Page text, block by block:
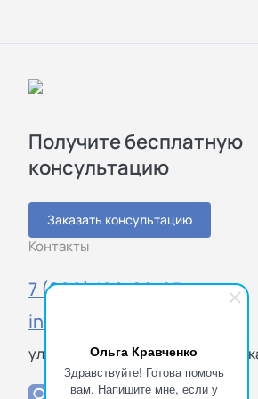
Ольга Кравченко
Здравствуйте! Готова помочь
вам. Напишите мне, если у
Получите бесплатную
консультацию
Заказать консультацию
Контакты
7 (800) 100-20-85
info@sigmatest.ru
ул. Громовой, Тольятти,